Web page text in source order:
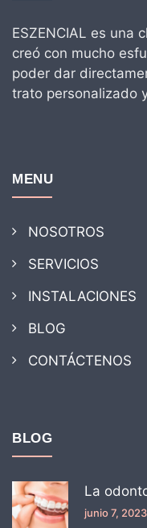
ESZENCIAL es una
creó con mucho
poder dar
trato personalizado
MENU
NOSOTROS
SERVICIOS
INSTALACIONES
BLOG
CONTÁCTENOS
BLOG
La
junio 7, 2023